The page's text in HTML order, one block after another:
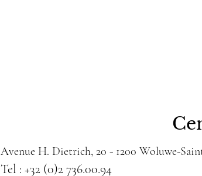
Avenue H. Dietrich, 20 - 1200 Woluwe-
Tel : +32 (0)2 736.00.94